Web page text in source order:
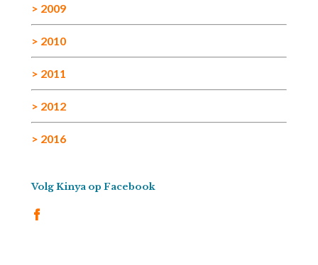
> 2009
> 2010
> 2011
> 2012
> 2016
Volg Kinya op Facebook